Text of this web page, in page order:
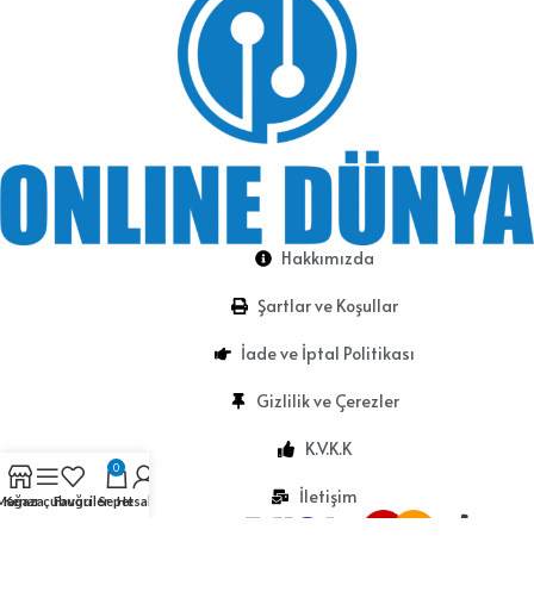
Hakkımızda
Şartlar ve Koşullar
İade ve İptal Politikası
Gizlilik ve Çerezler
K.V.K.K
İletişim
Kenar çubuğu
Favoriler
0
SepetHesabım